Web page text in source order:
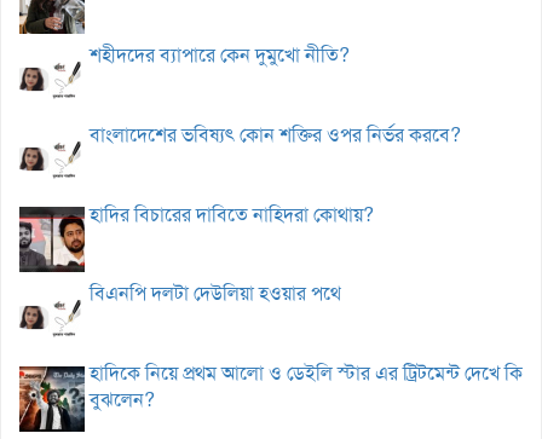
শহীদদের ব্যাপারে কেন দুমুখো নীতি?
বাংলাদেশের ভবিষ্যৎ কোন শক্তির ওপর নির্ভর করবে?
হাদির বিচারের দাবিতে নাহিদরা কোথায়?
বিএনপি দলটা দেউলিয়া হওয়ার পথে
হাদিকে নিয়ে প্রথম আলো ও ডেইলি স্টার এর ট্রিটমেন্ট দেখে কি
বুঝলেন?